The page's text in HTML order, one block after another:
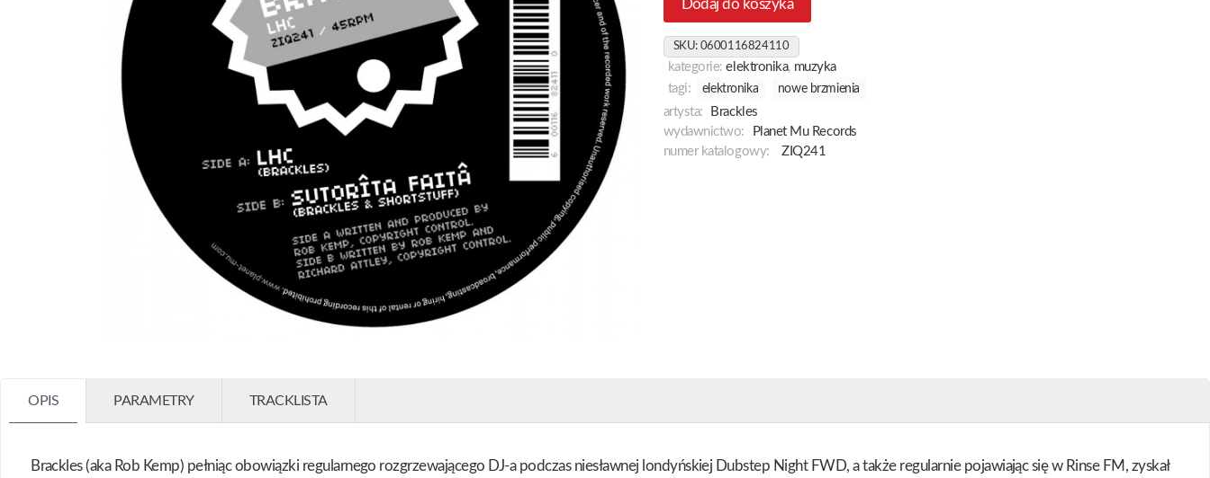
Dodaj do koszyka
SKU: 0600116824110
kategorie:elektronika, muzyka
tagi:
elektronika nowe brzmienia
artysta:
Brackles
wydawnictwo:
Planet Mu Records
numer katalogowy:
ZIQ241
OPIS PARAMETRY TRACKLISTA
Brackles (aka Rob Kemp) pełniąc obowiązki regularnego rozgrzewającego DJ-a podczas niesławnej londyńskiej Dubstep Night FWD, a także regularnie pojawiając się w Rinse FM, zyskał